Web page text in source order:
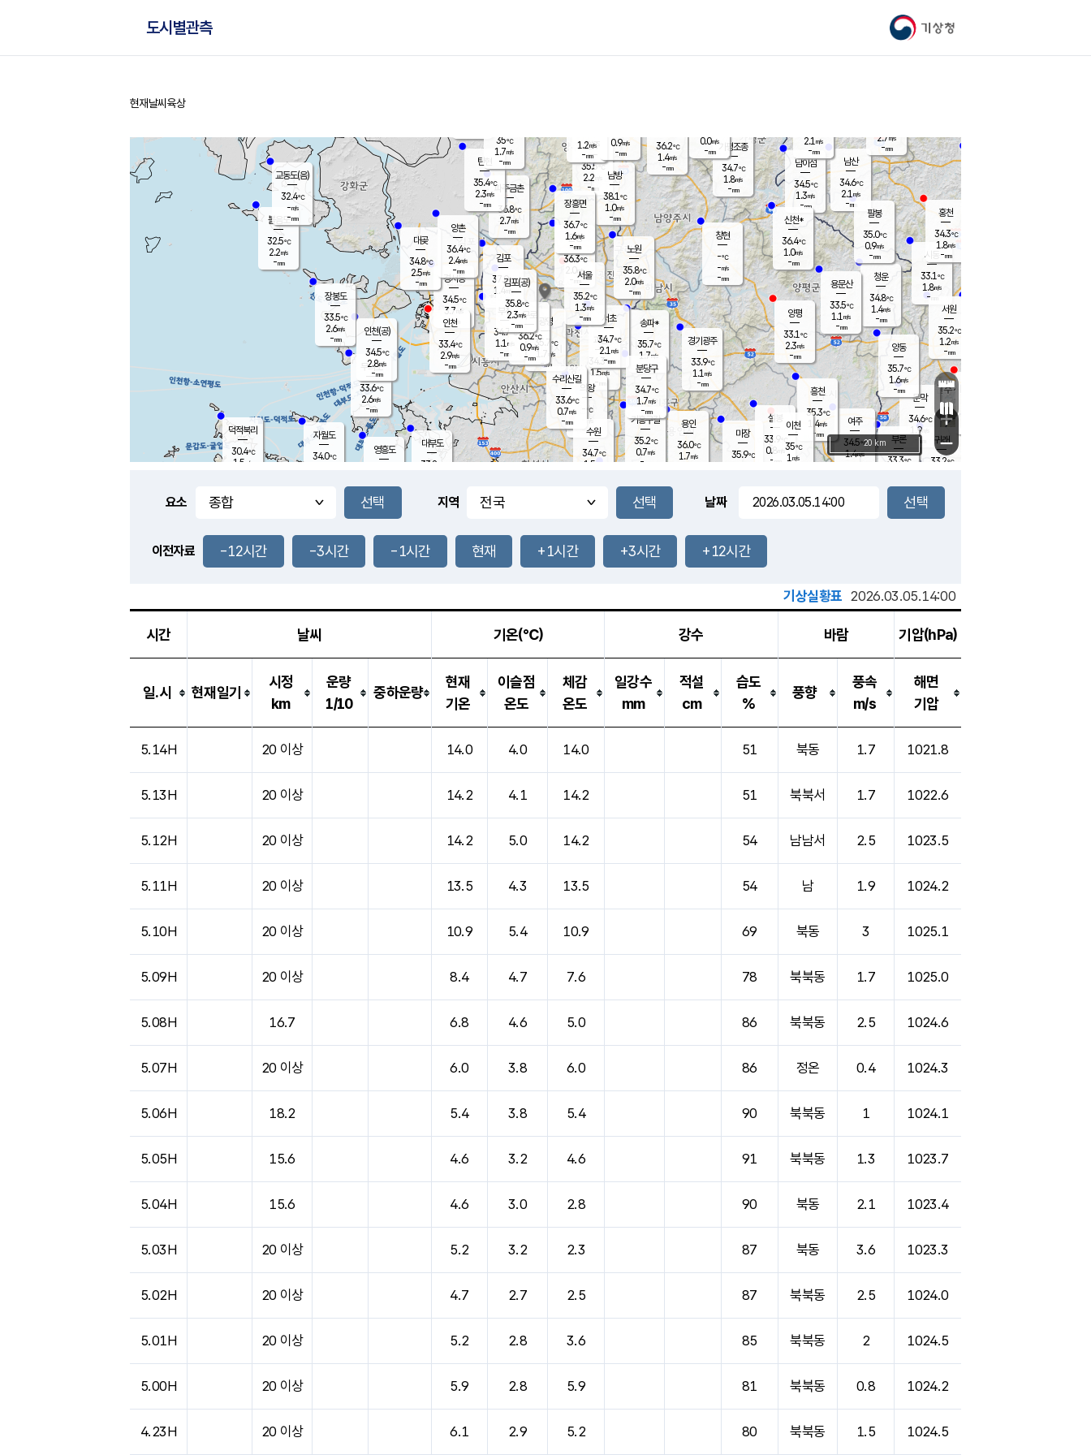
기상청
도시별관측
홈
현재날씨 육상
풍도
1.4m/s
문막
34.6℃
1.9m/s
mm
남이섬
34.5℃
1.3m/s
-mm
무의도
33.6℃
2.6m/s
-mm
영흥도
볼음도
32.5℃
2.2m/s
-mm
자월도
34.0℃
양주
35.5℃
2.2
-mm
부론
33.3℃
과천
34.3℃
1.5m/s
- mm
남산
34.6℃
2.1 m/s
-mm
장봉도
33.5℃
2.6m/s
-mm
-mm
청운
34.8℃
1.4m/s
-mm
팔봉
35.0℃
0.9m/s
-mm
-mm
용인
36.0℃
1.7m/s
여주
34.5℃
1.4m/s
양동
35.7℃
1.6m/s
-mm
경기광주
33.9℃
1.1 m/s
-mm
장호원
2.1 m/s
-mm
34.0
℃
대부도
33.8
-
경서동
34.5℃
3.7 m/s
-mm
파주금촌
36.8℃
2.7m/s
-mm
가평조종
34.7℃
1.8m/s
-mm
36.2℃
1.4m/s
-mm
대곶
34.8℃
2.5m/s
-mm
신천*
36.4℃
1.0m/s
-mm
창현
-℃
-m/s
-mm
탄현
35.4℃
2.3m/s
-mm
0.0m/s
-mm
36.4℃
1.0m/s
-mm
흥천
35.3℃
1.4m/s
-mm
마장
35.9℃
의왕
- ℃
m/s
mm
김포
37.0℃
1.4 m/s
mm
설봉
33.9
0.8
- mm
광명
35.7 ℃
1.7 m/s
-mm
부천
34.7℃
1.1 m/s
-mm
-mm
양촌
36.4℃
2.4m/s
-mm
구로
36.2℃
0.9m/s
-mm
은평
36.3℃
2.0 m/s
- mm
노원
35.8℃
2.0m/s
-mm
송파*
35.7℃
1.7m/s
-mm
서초
34.7℃
2.1 m/s
-mm
남방
38.1℃
1.0m/s
-mm
기흥구갈
35.2℃
0.7m/s
-
수리산길
33.6℃
0.7m/s
-mm
분당구
34.7℃
1.7m/s
-mm
장흥면
36.7℃
1.6m/s
-mm
1.2m/s
-mm
시동
33.1℃
1.8m/s
- mm
귀래
33.2℃
서원
35.2℃
1.2m/s
-mm
용문산
33.5℃
1.1 m/s
-mm
덕적북리
30.4℃
1.5 m/s
인천(공)
34.5℃
2.8m/s
-mm
김포(공)
35.8℃
2.3m/s
-mm
교동도(음)
32.4℃
-m/s
-mm
홍천
34.3℃
1.8m/s
-mm
이천
35℃
1 m/s
양평
33.1℃
2.3m/s
-mm
수원
34.7℃
1.5 m/s
인천
33.4℃
2.9m/s
-mm
서울
35.2℃
1.3m/s
-mm
2.7 m/s
-mm
35℃
1.7m/s
-mm
0.9m/s
-mm
+
−
20 km
요소 지역 날짜
이전자료 -12시간 -3시간 -1시간 현재 +1시간 +3시간 +12시간
기상실황표 2026.03.05.14:00
시간 날씨 기온(℃) 강수 바람 기압(hPa)
일.시 현재일기
시정
km
운량
1/10
중하운량
현재
기온
이슬점
온도
체감
온도
일강수
mm
적설
cm
습도
%
풍향
풍속
m/s
해면
기압
5.14H 20 이상 14.0 4.0 14.0 51 북동 1.7 1021.8
5.13H 20 이상 14.2 4.1 14.2 51 북북서 1.7 1022.6
5.12H 20 이상 14.2 5.0 14.2 54 남남서 2.5 1023.5
5.11H 20 이상 13.5 4.3 13.5 54 남 1.9 1024.2
5.10H 20 이상 10.9 5.4 10.9 69 북동 3 1025.1
5.09H 20 이상 8.4 4.7 7.6 78 북북동 1.7 1025.0
5.08H 16.7 6.8 4.6 5.0 86 북북동 2.5 1024.6
5.07H 20 이상 6.0 3.8 6.0 86 정온 0.4 1024.3
5.06H 18.2 5.4 3.8 5.4 90 북북동 1 1024.1
5.05H 15.6 4.6 3.2 4.6 91 북북동 1.3 1023.7
5.04H 15.6 4.6 3.0 2.8 90 북동 2.1 1023.4
5.03H 20 이상 5.2 3.2 2.3 87 북동 3.6 1023.3
5.02H 20 이상 4.7 2.7 2.5 87 북북동 2.5 1024.0
5.01H 20 이상 5.2 2.8 3.6 85 북북동 2 1024.5
5.00H 20 이상 5.9 2.8 5.9 81 북북동 0.8 1024.2
4.23H 20 이상 6.1 2.9 5.2 80 북북동 1.5 1024.5